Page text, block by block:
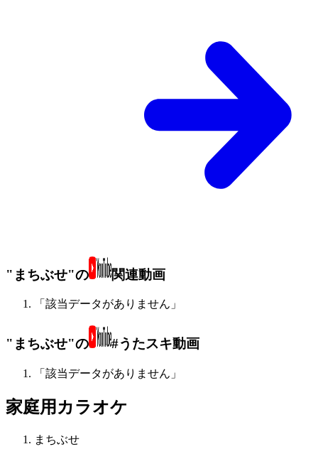
"まちぶせ"の 関連動画
「該当データがありません」
"まちぶせ"の #うたスキ動画
「該当データがありません」
家庭用カラオケ
まちぶせ